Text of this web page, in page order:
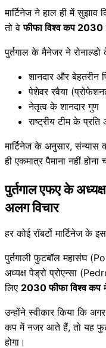
मार्टिनेज ने हाल ही में सुझाव
तो वेफीफा विश्व कप 2030
पुर्तगाल के मैनेजर ने
शानदार और बेहतरीन
पेशेवर रवैया
नेतृत्व के शानदार गुण
राष्ट्रीय टीम के
मार्टिनेज के अनुसार,
ही एकमात्र पैमाना नहीं होना
पुर्तगाल एफए के
अलग विचार
हर कोई रॉबर्टो मार्टिनेज के
पुर्तगाली फुटबॉल महासंघ
अध्यक्ष पेड्रो प्रोएन्सा
लिए 2030 फीफा विश्व कप
उन्होंने स्वीकार किया कि
कप में नजर आते हैं, तो यह
होगा।